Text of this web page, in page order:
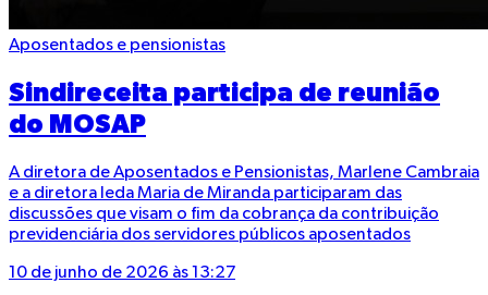
Aposentados e pensionistas
Sindireceita participa de reunião
do MOSAP
A diretora de Aposentados e Pensionistas, Marlene Cambraia
e a diretora Ieda Maria de Miranda participaram das
discussões que visam o fim da cobrança da contribuição
previdenciária dos servidores públicos aposentados
10 de junho de 2026 às 13:27